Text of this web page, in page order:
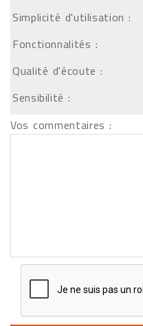
Simplicité d'utilisation :
Fonctionnalités :
Qualité d'écoute :
Sensibilité :
Vos commentaires :